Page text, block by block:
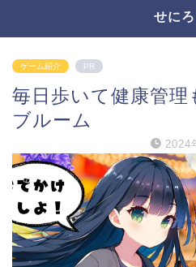
せに
ゲーム紹介 PR
毎日歩いて健康管
ブルーム
2024